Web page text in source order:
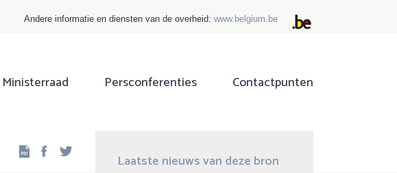
Andere informatie en diensten van de overheid: www.belgium.be
Ministerraad Persconferenties Contactpunten
Facebook
Laatste nieuws van deze bron